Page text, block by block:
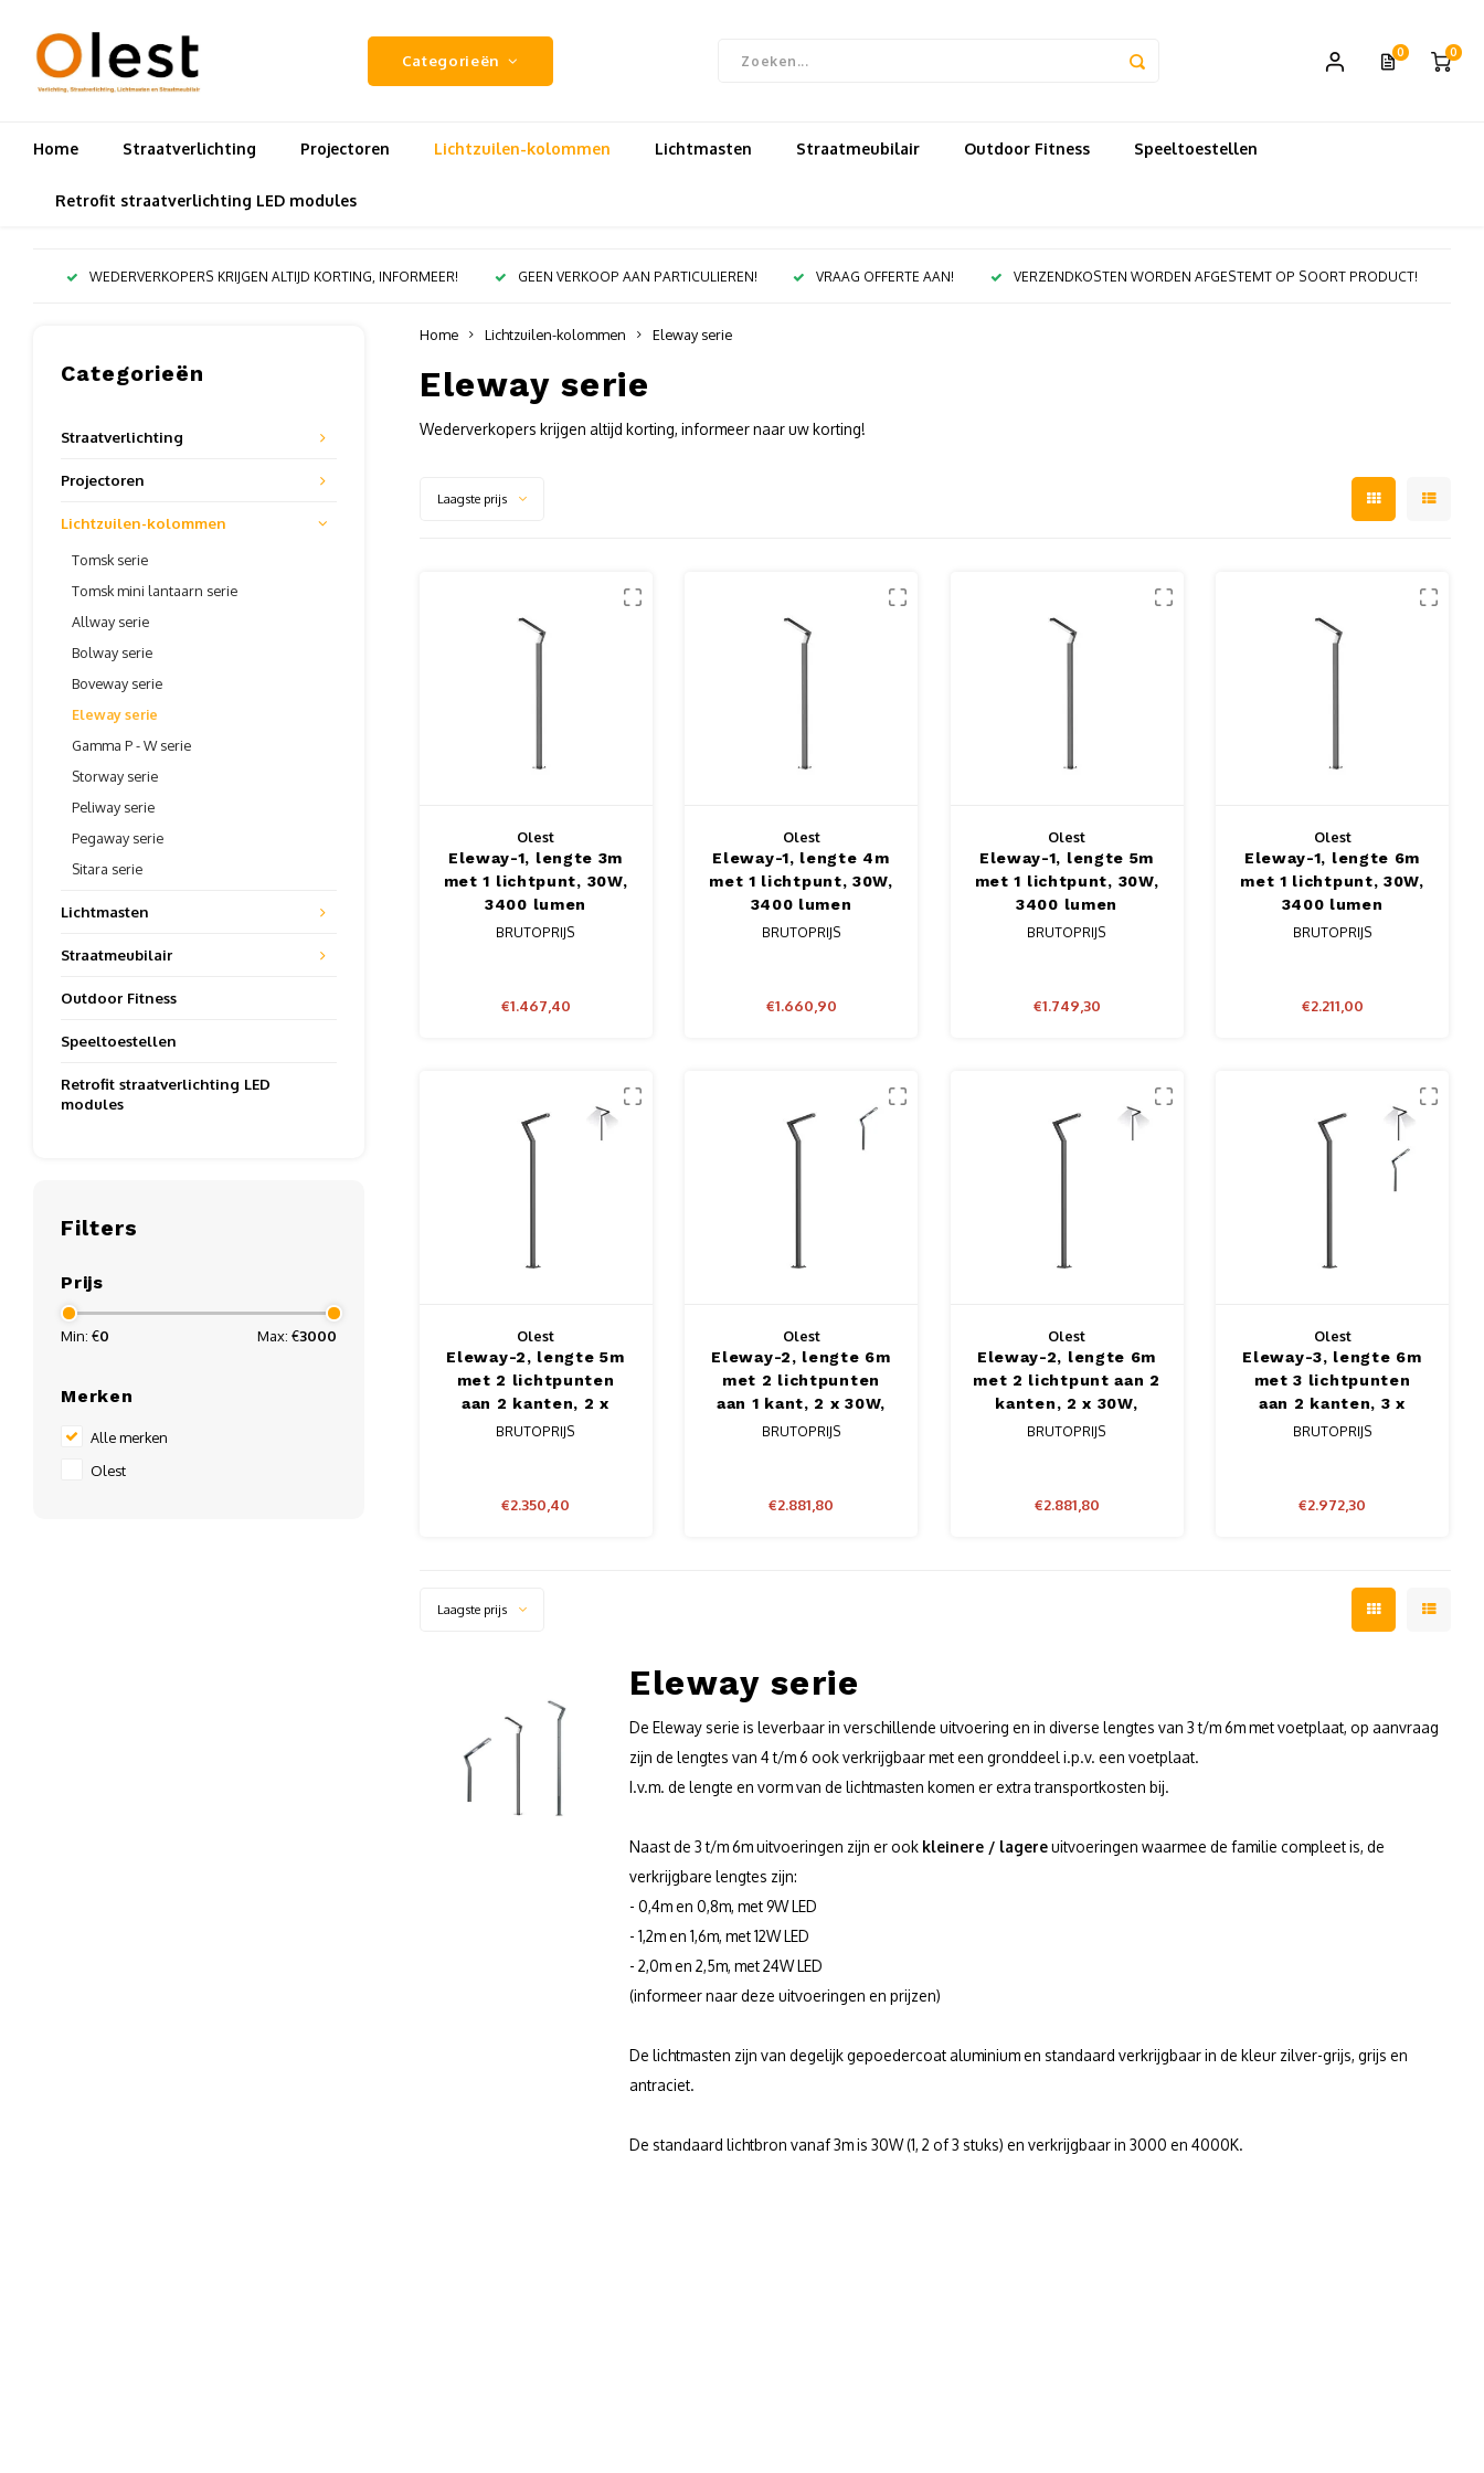
Categorieën 0 0
Home Straatverlichting Projectoren Lichtzuilen-kolommen Lichtmasten Straatmeubilair Outdoor Fitness Speeltoestellen
Retrofit straatverlichting LED modules
WEDERVERKOPERS KRIJGEN ALTIJD KORTING, INFORMEER! GEEN VERKOOP AAN PARTICULIEREN! VRAAG OFFERTE AAN! VERZENDKOSTEN WORDEN AFGESTEMT OP SOORT PRODUCT!
Categorieën
Straatverlichting
Projectoren
Lichtzuilen-kolommen
Tomsk serie
Tomsk mini lantaarn serie
Allway serie
Bolway serie
Boveway serie
Eleway serie
Gamma P - W serie
Storway serie
Peliway serie
Pegaway serie
Sitara serie
Lichtmasten
Straatmeubilair
Outdoor Fitness
Speeltoestellen
Retrofit straatverlichting LED
modules
Filters
Prijs
Min: €0 Max: €3000
Merken
Alle merken
Olest
Home Lichtzuilen-kolommen Eleway serie
Eleway serie
Wederverkopers krijgen altijd korting, informeer naar uw korting!
Laagste prijs
Olest
Eleway-1, lengte 3m
met 1 lichtpunt, 30W,
3400 lumen
BRUTOPRIJS
€1.467,40
Olest
Eleway-1, lengte 4m
met 1 lichtpunt, 30W,
3400 lumen
BRUTOPRIJS
€1.660,90
Olest
Eleway-1, lengte 5m
met 1 lichtpunt, 30W,
3400 lumen
BRUTOPRIJS
€1.749,30
Olest
Eleway-1, lengte 6m
met 1 lichtpunt, 30W,
3400 lumen
BRUTOPRIJS
€2.211,00
Olest
Eleway-2, lengte 5m
met 2 lichtpunten
aan 2 kanten, 2 x
30W, 6800 lumen
BRUTOPRIJS
€2.350,40
Olest
Eleway-2, lengte 6m
met 2 lichtpunten
aan 1 kant, 2 x 30W,
6800 lumen
BRUTOPRIJS
€2.881,80
Olest
Eleway-2, lengte 6m
met 2 lichtpunt aan 2
kanten, 2 x 30W,
6800 lumen
BRUTOPRIJS
€2.881,80
Olest
Eleway-3, lengte 6m
met 3 lichtpunten
aan 2 kanten, 3 x
30W, 10200 lumen
BRUTOPRIJS
€2.972,30
Laagste prijs
Eleway serie
De Eleway serie is leverbaar in verschillende uitvoering en in diverse lengtes van 3 t/m 6m met voetplaat, op aanvraag
zijn de lengtes van 4 t/m 6 ook verkrijgbaar met een gronddeel i.p.v. een voetplaat.
I.v.m. de lengte en vorm van de lichtmasten komen er extra transportkosten bij.
Naast de 3 t/m 6m uitvoeringen zijn er ook kleinere / lagereuitvoeringen waarmee de familie compleet is, de
verkrijgbare lengtes zijn:
- 0,4m en 0,8m, met 9W LED
- 1,2m en 1,6m, met 12W LED
- 2,0m en 2,5m, met 24W LED
(informeer naar deze uitvoeringen en prijzen)
De lichtmasten zijn van degelijk gepoedercoat aluminium en standaard verkrijgbaar in de kleur zilver-grijs, grijs en
antraciet.
De standaard lichtbron vanaf 3m is 30W (1, 2 of 3 stuks) en verkrijgbaar in 3000 en 4000K.